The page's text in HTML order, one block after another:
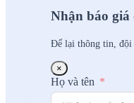
Nhận báo giá
Để lại thông tin, đội
×
Họ và tên